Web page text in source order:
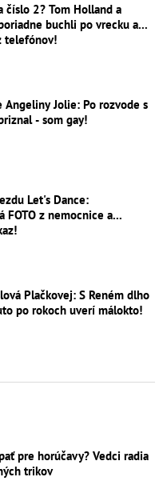
číslo 2? Tom Holland a
buchli po vrecku a...
telefónov!
Angeliny Jolie: Po rozvode s
- som gay!
Let's Dance:
FOTO z nemocnice a...
Plačkovej: S Reném dlho
po rokoch uverí málokto!
pre horúčavy? Vedci radia
trikov